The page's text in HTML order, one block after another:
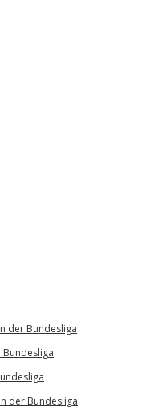
der Bundesliga
Bundesliga
der Bundesliga